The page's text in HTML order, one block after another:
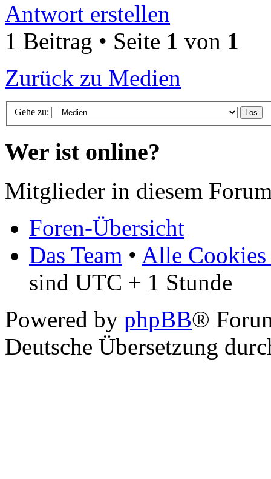
Antwort erstellen
1 Beitrag • Seite 1 von 1
Zurück zu Medien
Gehe zu:
Wer ist online?
Mitglieder in diesem
Foren-Übersicht
Das Team • Alle Cookies
sind UTC + 1 Stunde
Powered by phpBB®
Deutsche Übersetzung